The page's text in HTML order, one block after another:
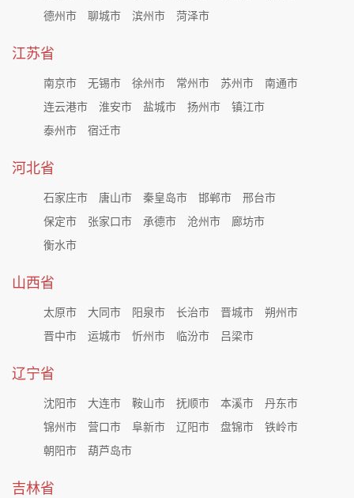
德州市
聊城市 滨州市 菏泽市
江苏省
南京市 无锡市 徐州市 常州市 苏州市
南通市
连云港市
淮安市 盐城市 扬州市
镇江市
泰州市
宿迁市
河北省
石家庄市 唐山市 秦皇岛市 邯郸市
邢台市
保定市
张家口市 承德市 沧州市
廊坊市
衡水市
山西省
太原市 大同市 阳泉市 长治市 晋城市
朔州市
晋中市
运城市 忻州市 临汾市 吕梁市
辽宁省
沈阳市 大连市 鞍山市 抚顺市 本溪市
丹东市
锦州市
营口市 阜新市 辽阳市 盘锦市
铁岭市
朝阳市
葫芦岛市
吉林省